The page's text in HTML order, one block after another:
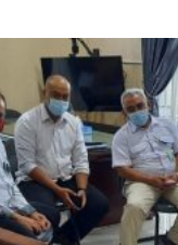
D
A
L
I
n
o
,